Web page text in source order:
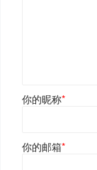
你的昵称*
你的邮箱*